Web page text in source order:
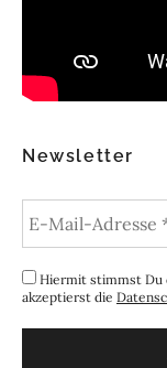
Newsletter
Hiermit stimmst Du
akzeptierst die